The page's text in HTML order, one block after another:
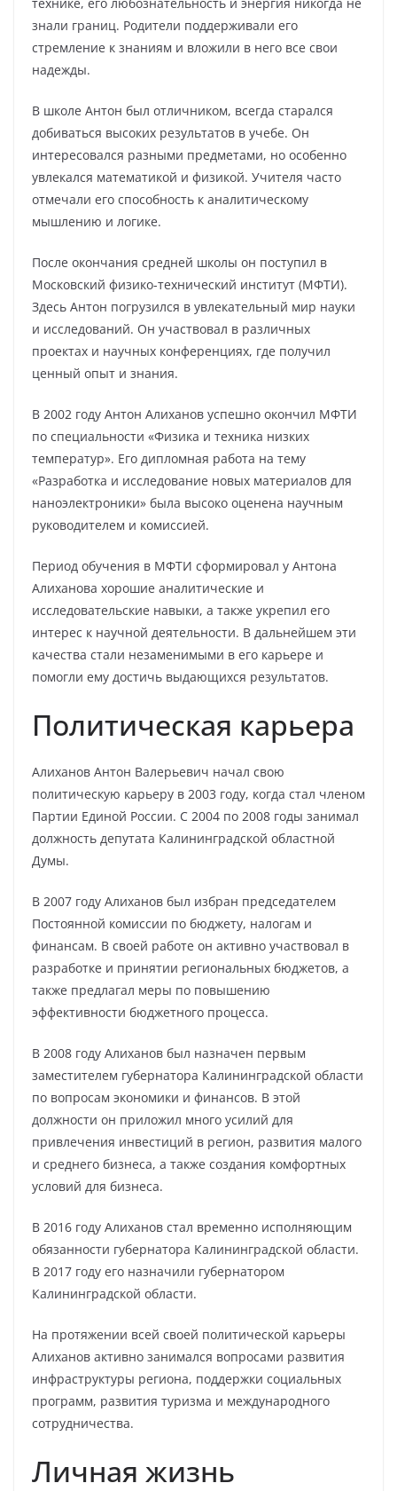
знали границ. Родители поддерживали его
стремление к знаниям и вложили в него все свои
надежды.
В школе Антон был отличником, всегда старался
добиваться высоких результатов в учебе. Он
интересовался разными предметами, но особенно
увлекался математикой и физикой. Учителя часто
отмечали его способность к аналитическому
мышлению и логике.
После окончания средней школы он поступил в
Московский физико-технический институт (МФТИ).
Здесь Антон погрузился в увлекательный мир науки
и исследований. Он участвовал в различных
проектах и научных конференциях, где получил
ценный опыт и знания.
В 2002 году Антон Алиханов успешно окончил МФТИ
по специальности «Физика и техника низких
температур». Его дипломная работа на тему
«Разработка и исследование новых материалов для
наноэлектроники» была высоко оценена научным
руководителем и комиссией.
Период обучения в МФТИ сформировал у Антона
Алиханова хорошие аналитические и
исследовательские навыки, а также укрепил его
интерес к научной деятельности. В дальнейшем эти
качества стали незаменимыми в его карьере и
помогли ему достичь выдающихся результатов.
Политическая карьера
Алиханов Антон Валерьевич начал свою
политическую карьеру в 2003 году, когда стал членом
Партии Единой России. С 2004 по 2008 годы занимал
должность депутата Калининградской областной
Думы.
В 2007 году Алиханов был избран председателем
Постоянной комиссии по бюджету, налогам и
финансам. В своей работе он активно участвовал в
разработке и принятии региональных бюджетов, а
также предлагал меры по повышению
эффективности бюджетного процесса.
В 2008 году Алиханов был назначен первым
заместителем губернатора Калининградской области
по вопросам экономики и финансов. В этой
должности он приложил много усилий для
привлечения инвестиций в регион, развития малого
и среднего бизнеса, а также создания комфортных
условий для бизнеса.
В 2016 году Алиханов стал временно исполняющим
обязанности губернатора Калининградской области.
В 2017 году его назначили губернатором
Калининградской области.
На протяжении всей своей политической карьеры
Алиханов активно занимался вопросами развития
инфраструктуры региона, поддержки социальных
программ, развития туризма и международного
сотрудничества.
Личная жизнь